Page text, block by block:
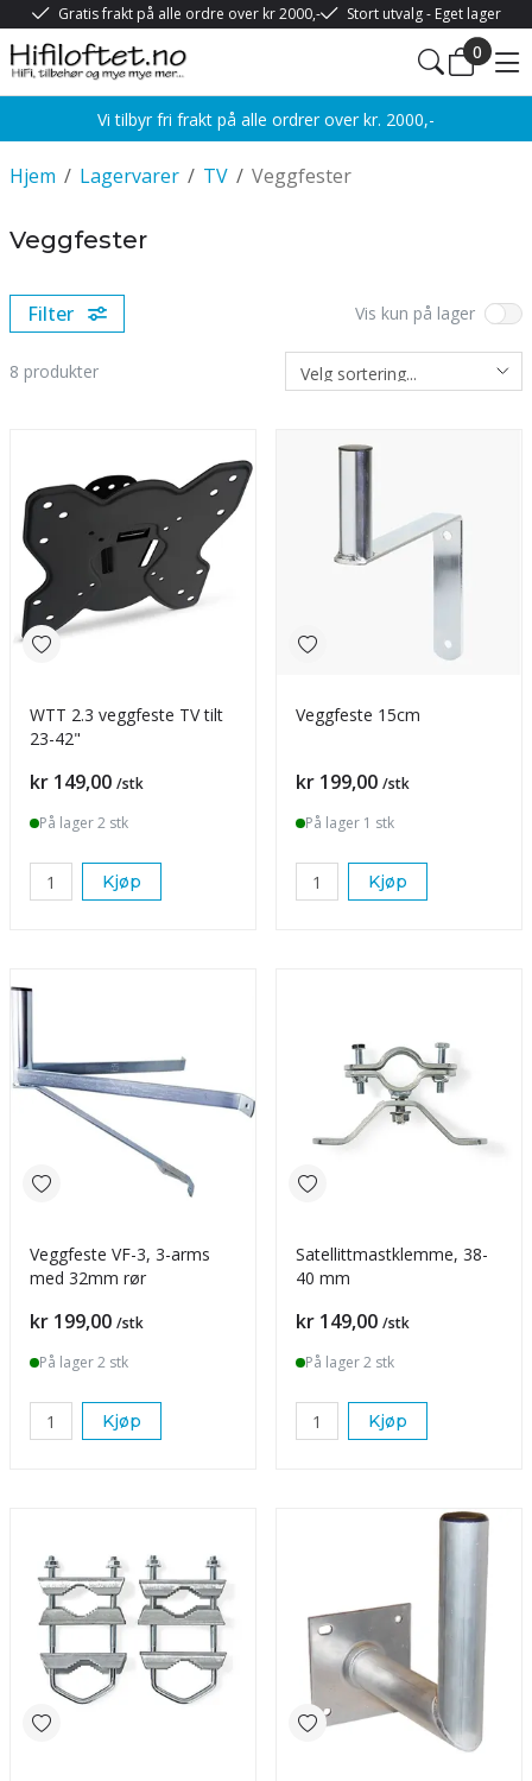
Gratis frakt på alle ordre over kr 2000,- Stort utvalg - Eget lager
0
Vi tilbyr fri frakt på alle ordrer over kr. 2000,-
/
Hjem /
Lagervarer /
TV Veggfester
Veggfester
Filter Vis kun på lager
8 produkter
WTT 2.3 veggfeste TV tilt
23-42"
Pris
kr 149,00 /stk
På lager 2 stk
Kjøp
Veggfeste 15cm
Pris
kr 199,00 /stk
På lager 1 stk
Kjøp
Veggfeste VF-3, 3-arms
med 32mm rør
Pris
kr 199,00 /stk
På lager 2 stk
Kjøp
Satellittmastklemme, 38-
40 mm
Pris
kr 149,00 /stk
På lager 2 stk
Kjøp